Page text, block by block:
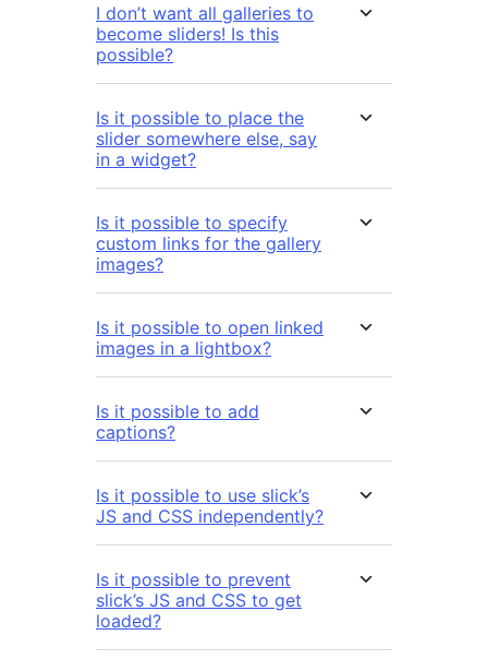
I don’t want all galleries to
become sliders! Is this
possible?
Is it possible to place the
slider somewhere else, say
in a widget?
Is it possible to specify
custom links for the gallery
images?
Is it possible to open linked
images in a lightbox?
Is it possible to add
captions?
Is it possible to use slick’s
JS and CSS independently?
Is it possible to prevent
slick’s JS and CSS to get
loaded?